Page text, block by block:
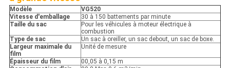
Modèle
VG520
Vitesse d'emballage
30 à 150 battements par minute
Taille du sac
Pour les véhicules à moteur électrique à
combustion
Type de sac
Un sac à oreiller, un sac debout, un sac de boxe.
Largeur maximale du
film
Unité de mesure
Épaisseur du film
00,05 à 0,15 m